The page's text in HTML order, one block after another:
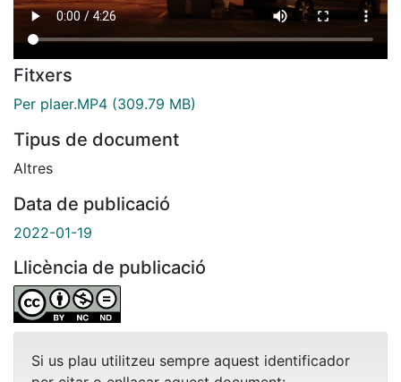
Fitxers
Per plaer.MP4 (309.79 MB)
Tipus de document
Altres
Data de publicació
2022-01-19
Llicència de publicació
Si us plau utilitzeu sempre aquest identificador